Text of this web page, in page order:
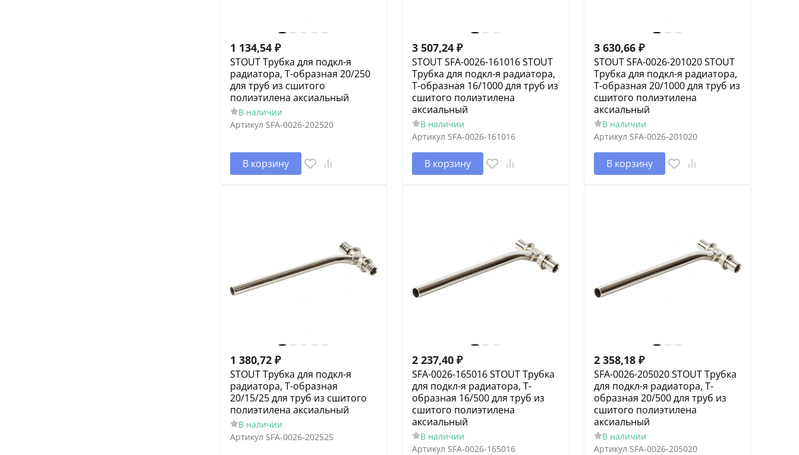
1 134,54 ₽
STOUT Трубка для подкл-я
радиатора, Т-образная 20/250
для труб из сшитого
полиэтилена аксиальный
В наличии
Артикул SFA-0026-202520
В корзину
3 507,24 ₽
STOUT SFA-0026-161016 STOUT
Трубка для подкл-я радиатора,
Т-образная 16/1000 для труб из
сшитого полиэтилена
аксиальный
В наличии
Артикул SFA-0026-161016
В корзину
3 630,66 ₽
STOUT SFA-0026-201020 STOUT
Трубка для подкл-я радиатора,
Т-образная 20/1000 для труб из
сшитого полиэтилена
аксиальный
В наличии
Артикул SFA-0026-201020
В корзину
1 380,72 ₽
STOUT Трубка для подкл-я
радиатора, Т-образная
20/15/25 для труб из сшитого
полиэтилена аксиальный
В наличии
Артикул SFA-0026-202525
2 237,40 ₽
SFA-0026-165016 STOUT Трубка
для подкл-я радиатора, Т-
образная 16/500 для труб из
сшитого полиэтилена
аксиальный
В наличии
Артикул SFA-0026-165016
2 358,18 ₽
SFA-0026-205020 STOUT Трубка
для подкл-я радиатора, Т-
образная 20/500 для труб из
сшитого полиэтилена
аксиальный
В наличии
Артикул SFA-0026-205020